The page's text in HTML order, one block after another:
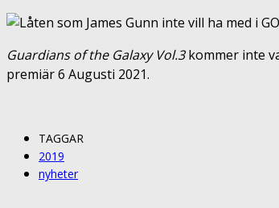
Guardians of the Galaxy Vol.3kommer inte
premiär 6 Augusti 2021.
TAGGAR
2019
nyheter